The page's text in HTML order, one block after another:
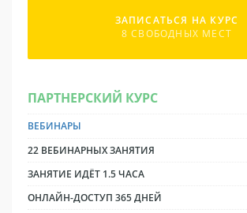
ЗАПИСАТЬСЯ НА КУРС
8 СВОБОДНЫХ МЕСТ
ПАРТНЕРСКИЙ КУРС
ВЕБИНАРЫ
22 ВЕБИНАРНЫХ ЗАНЯТИЯ
ЗАНЯТИЕ ИДЁТ 1.5 ЧАСА
ОНЛАЙН-ДОСТУП 365 ДНЕЙ